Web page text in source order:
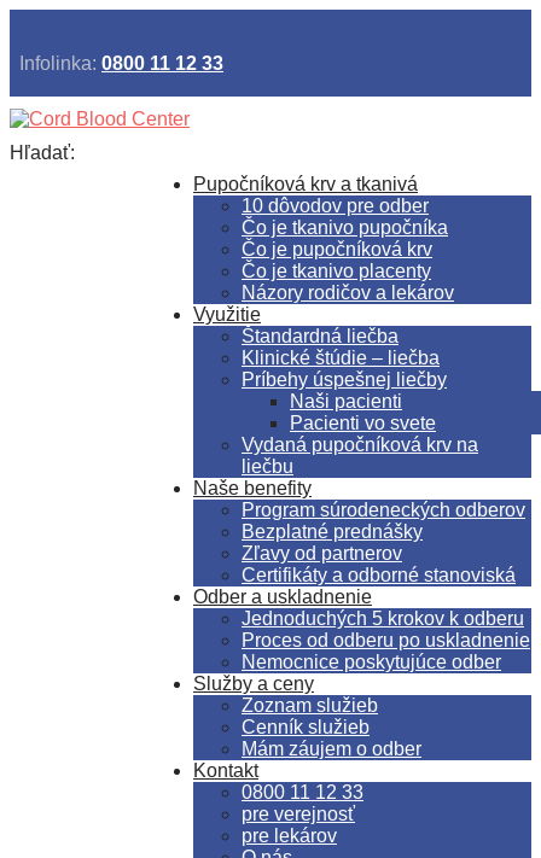
Infolinka: 0800 11 12 33
Pupočníková krv a tkanivá
10 dôvodov pre odber
Čo je tkanivo pupočníka
Čo je pupočníková krv
Čo je tkanivo placenty
Názory rodičov a lekárov
Využitie
Štandardná liečba
Klinické štúdie – liečba
Príbehy úspešnej liečby
Naši pacienti
Pacienti vo svete
Vydaná pupočníková krv na
liečbu
Naše benefity
Program súrodeneckých odberov
Bezplatné prednášky
Zľavy od partnerov
Certifikáty a odborné stanoviská
Odber a uskladnenie
Jednoduchých 5 krokov k odberu
Proces od odberu po uskladnenie
Nemocnice poskytujúce odber
Služby a ceny
Zoznam služieb
Cenník služieb
Mám záujem o odber
Kontakt
0800 11 12 33
pre verejnosť
pre lekárov
Hľadať: